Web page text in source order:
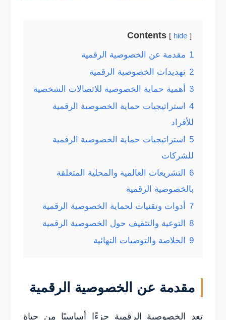
Contents hide
1 مقدمة عن الخصوصية الرقمية
2 تهديدات الخصوصية الرقمية
3
أهمية حماية الخصوصية للاتصالات الشخصية
4
استراتيجيات حماية الخصوصية الرقمية
للأفراد
5
استراتيجيات حماية الخصوصية الرقمية
للشركات
6
التشريعات العالمية والمحلية المتعلقة
بالخصوصية الرقمية
7
أدوات وتقنيات لحماية الخصوصية الرقمية
8
التوعية والتثقيف حول الخصوصية الرقمية
9
الخلاصة والتوصيات النهائية
مقدمة عن الخصوصية الرقمية
تعد الخصوصية الرقمية جزءًا أساسيًا من حياة